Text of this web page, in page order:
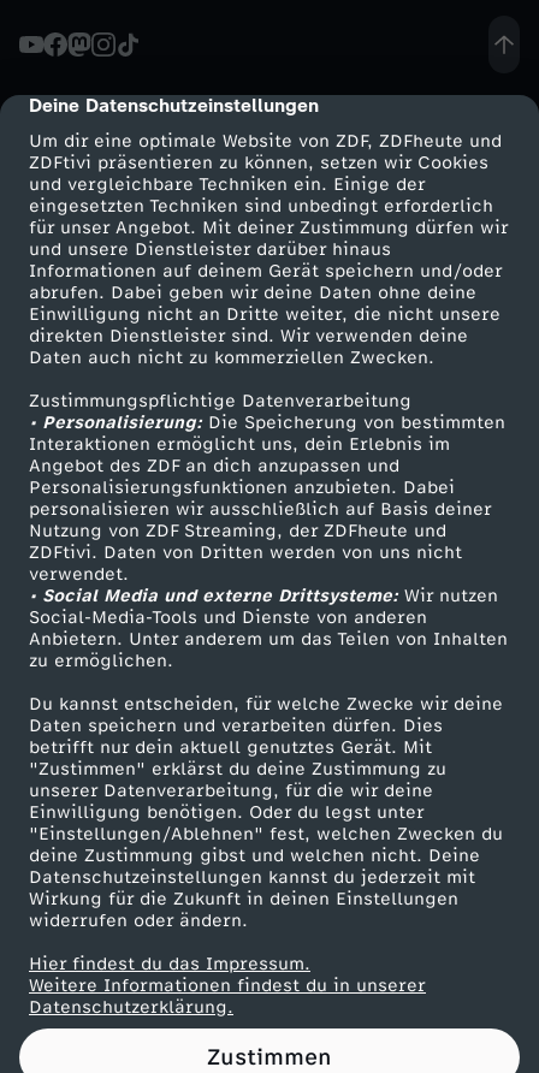
cmp-dialog-description
Deine Datenschutzeinstellungen
Um dir eine optimale Website von ZDF, ZDFheute und
ZDFtivi präsentieren zu können, setzen wir Cookies
und vergleichbare Techniken ein. Einige der
eingesetzten Techniken sind unbedingt erforderlich
für unser Angebot. Mit deiner Zustimmung dürfen wir
und unsere Dienstleister darüber hinaus
Informationen auf deinem Gerät speichern und/oder
abrufen. Dabei geben wir deine Daten ohne deine
Einwilligung nicht an Dritte weiter, die nicht unsere
direkten Dienstleister sind. Wir verwenden deine
Daten auch nicht zu kommerziellen Zwecken.
Zustimmungspflichtige Datenverarbeitung
• Personalisierung:Die Speicherung von bestimmten
Interaktionen ermöglicht uns, dein Erlebnis im
Angebot des ZDF an dich anzupassen und
Personalisierungsfunktionen anzubieten. Dabei
personalisieren wir ausschließlich auf Basis deiner
Nutzung von ZDF Streaming, der ZDFheute und
ZDFtivi. Daten von Dritten werden von uns nicht
verwendet.
• Social Media und externe Drittsysteme:Wir nutzen
Social-Media-Tools und Dienste von anderen
Anbietern. Unter anderem um das Teilen von Inhalten
zu ermöglichen.
Du kannst entscheiden, für welche Zwecke wir deine
Daten speichern und verarbeiten dürfen. Dies
betrifft nur dein aktuell genutztes Gerät. Mit
"Zustimmen" erklärst du deine Zustimmung zu
unserer Datenverarbeitung, für die wir deine
Einwilligung benötigen. Oder du legst unter
"Einstellungen/Ablehnen" fest, welchen Zwecken du
deine Zustimmung gibst und welchen nicht. Deine
Datenschutzeinstellungen kannst du jederzeit mit
Wirkung für die Zukunft in deinen Einstellungen
widerrufen oder ändern.
Hier findest du das Impressum.
Weitere Informationen findest du in unserer
Datenschutzerklärung.
Zustimmen
t
e
i
n
E
u
r
o
p
a
v
o
m
1
4
.
J
a
Mehr ZDF
ZDF-Apps
Smart TV
ZDFtext
Livestreams
Sendungen A-Z
TV-Programm
Service
ZDFmitreden
Kontakt zum ZDF
Tickets
Zuschauerservice
Hilfe
ZDF Unternehmen
Karriere
ZDF goes Schule
Werbefernsehen
Mainzelmännchen
Partner